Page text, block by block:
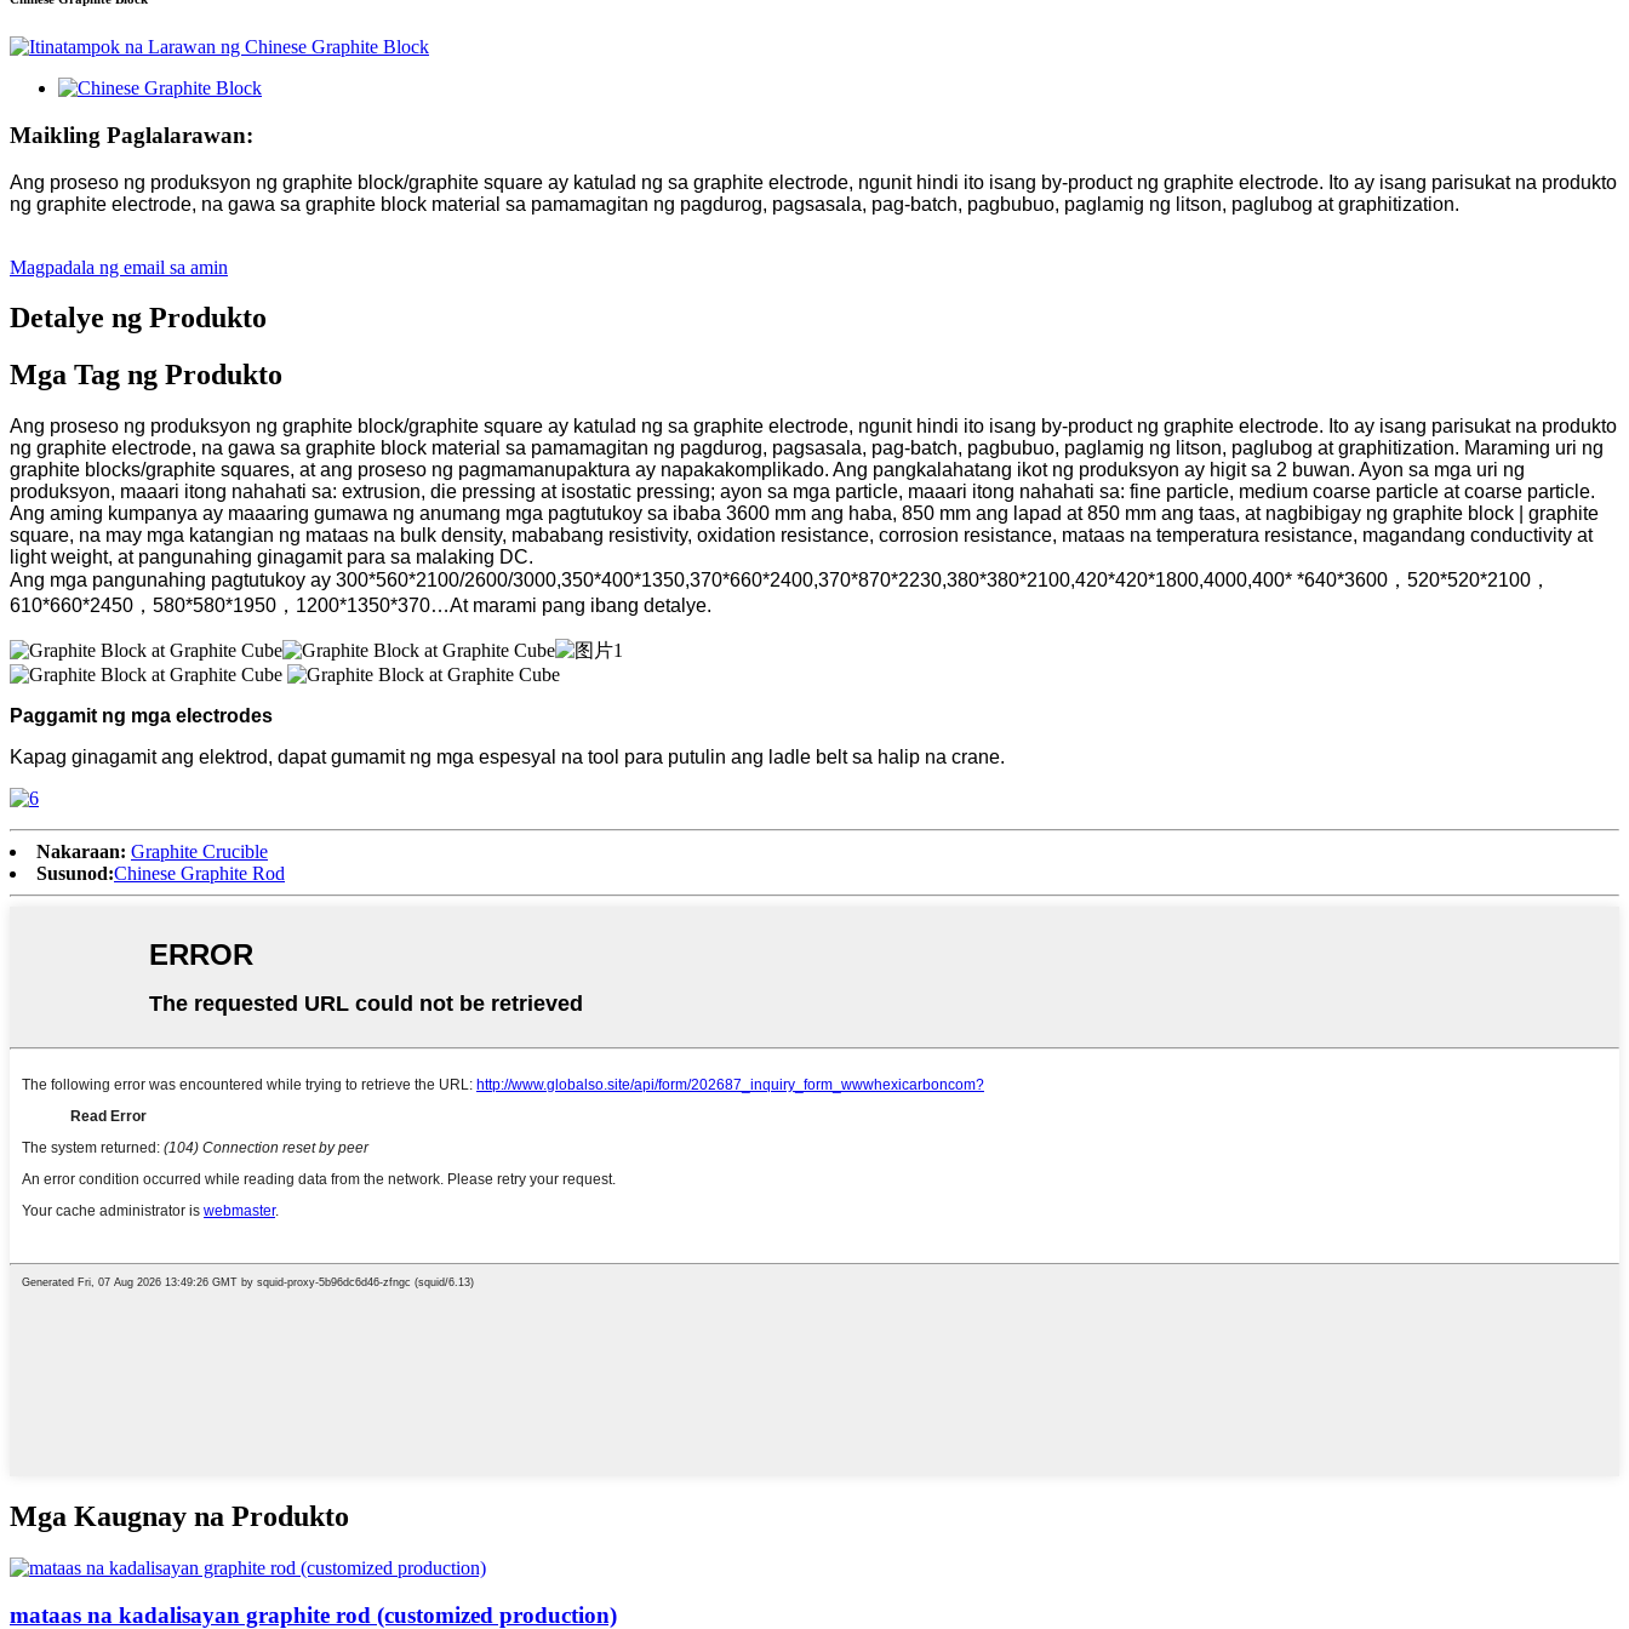
Maikling Paglalarawan:
Ang proseso ng produksyon ng graphite block/graphite square ay katulad ng sa graphite electrode, ngunit hindi ito isang by-product ng graphite electrode. Ito ay isang parisukat na produkto
ng graphite electrode, na gawa sa graphite block material sa pamamagitan ng pagdurog, pagsasala, pag-batch, pagbubuo, paglamig ng litson, paglubog at graphitization.
Magpadala ng email sa amin
Detalye ng Produkto
Mga Tag ng Produkto
Ang proseso ng produksyon ng graphite block/graphite square ay katulad ng sa graphite electrode, ngunit hindi ito isang by-product ng graphite electrode. Ito ay isang parisukat na produkto
ng graphite electrode, na gawa sa graphite block material sa pamamagitan ng pagdurog, pagsasala, pag-batch, pagbubuo, paglamig ng litson, paglubog at graphitization. Maraming uri ng
graphite blocks/graphite squares, at ang proseso ng pagmamanupaktura ay napakakomplikado. Ang pangkalahatang ikot ng produksyon ay higit sa 2 buwan. Ayon sa mga uri ng
produksyon, maaari itong nahahati sa: extrusion, die pressing at isostatic pressing; ayon sa mga particle, maaari itong nahahati sa: fine particle, medium coarse particle at coarse particle.
Ang aming kumpanya ay maaaring gumawa ng anumang mga pagtutukoy sa ibaba 3600 mm ang haba, 850 mm ang lapad at 850 mm ang taas, at nagbibigay ng graphite block | graphite
square, na may mga katangian ng mataas na bulk density, mababang resistivity, oxidation resistance, corrosion resistance, mataas na temperatura resistance, magandang conductivity at
light weight, at pangunahing ginagamit para sa malaking DC.
Ang mga pangunahing pagtutukoy ay 300*560*2100/2600/3000,350*400*1350,370*660*2400,370*870*2230,380*380*2100,420*420*1800,4000,400* *640*3600，520*520*2100，
610*660*2450，580*580*1950，1200*1350*370…At marami pang ibang detalye.
Paggamit ng mga electrodes
Kapag ginagamit ang elektrod, dapat gumamit ng mga espesyal na tool para putulin ang ladle belt sa halip na crane.
Nakaraan: Graphite Crucible
Susunod:Chinese Graphite Rod
Mga Kaugnay na Produkto
mataas na kadalisayan graphite rod (customized production)